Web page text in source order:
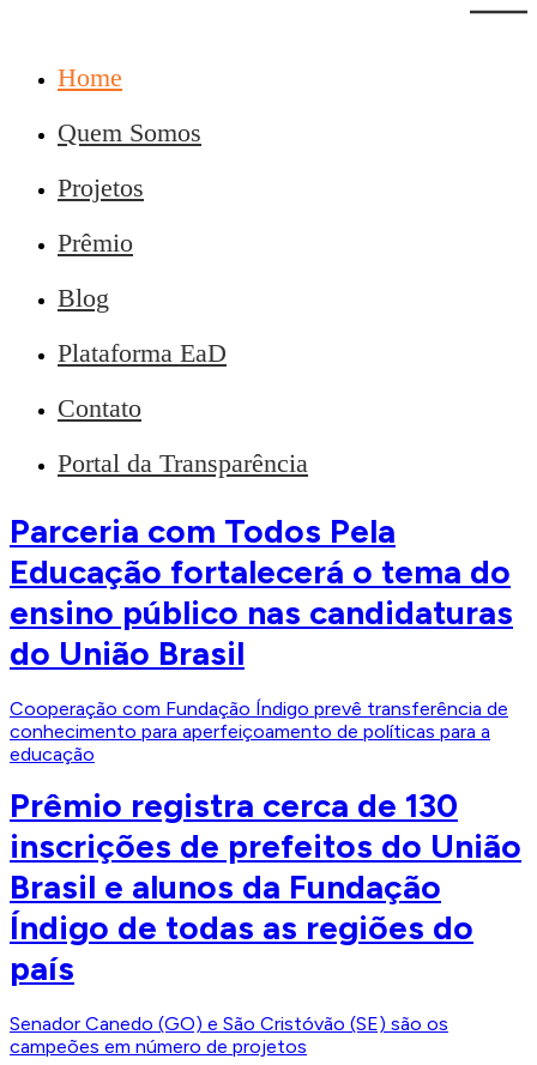
Home
Quem Somos
Projetos
Prêmio
Blog
Plataforma EaD
Contato
Portal da Transparência
Parceria com Todos Pela
Educação fortalecerá o tema do
ensino público nas candidaturas
do União Brasil
Cooperação com Fundação Índigo prevê transferência de
conhecimento para aperfeiçoamento de políticas para a
educação
Prêmio registra cerca de 130
inscrições de prefeitos do União
Brasil e alunos da Fundação
Índigo de todas as regiões do
país
Senador Canedo (GO) e São Cristóvão (SE) são os
campeões em número de projetos